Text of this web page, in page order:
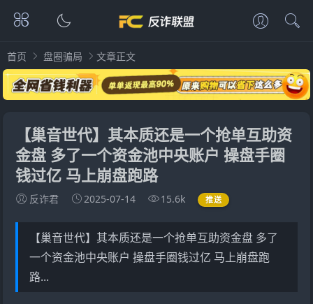
首页 盘圈骗局 文章正文
【巢音世代】其本质还是一个抢单互助资
金盘 多了一个资金池中央账户 操盘手圈
钱过亿 马上崩盘跑路
反诈君 2025-07-14 15.6k 推送
【巢音世代】其本质还是一个抢单互助资金盘 多了
一个资金池中央账户 操盘手圈钱过亿 马上崩盘跑
路...